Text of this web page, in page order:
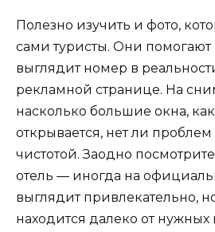
Полезно изучить и фото,
сами туристы. Они помогают
выглядит номер в
рекламной странице. На
насколько большие окна,
открывается, нет ли
чистотой. Заодно
отель — иногда на
выглядит привлекательно,
находится далеко от нужных